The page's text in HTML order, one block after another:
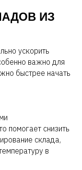
ИЗ
ускорить
важно для
быстрее начать
помогает снизить
склада,
в